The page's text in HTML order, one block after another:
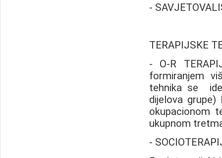
-
TERAPIJSKE
- O-R
formiranjem
tehnika se
dijelova
okupacionom
ukupnom
-